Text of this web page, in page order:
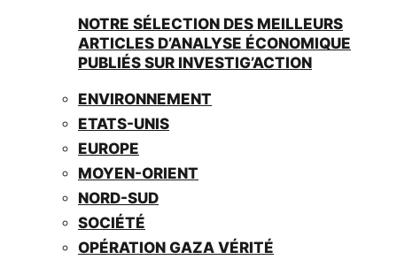
NOTRE SÉLECTION DES MEILLEURS
ARTICLES D’ANALYSE ÉCONOMIQUE
PUBLIÉS SUR INVESTIG’ACTION
ENVIRONNEMENT
ETATS-UNIS
EUROPE
MOYEN-ORIENT
NORD-SUD
SOCIÉTÉ
OPÉRATION GAZA VÉRITÉ